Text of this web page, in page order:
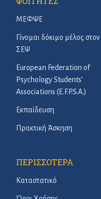
ΜΕΦΨΕ
Γίνομαι δόκιμο μέλος στον
ΣΕΨ
European Federation of
Psychology Students’
Associations (E.F.P.S.A.)
Εκπαίδευση
Πρακτική Άσκηση
ΠΕΡΙΣΣΟΤΕΡΑ
Καταστατικό